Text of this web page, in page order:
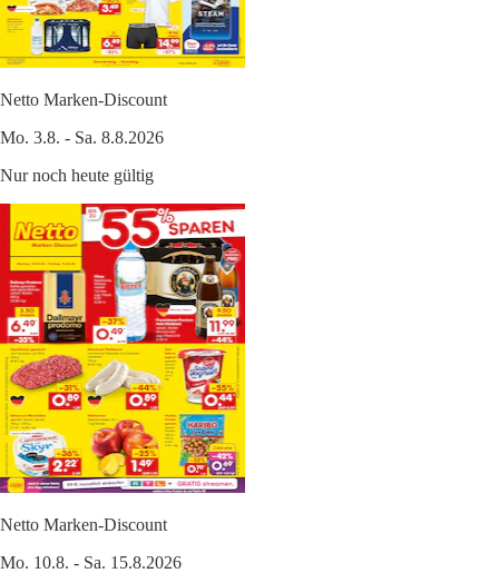
Netto Marken-Discount
Mo. 3.8. - Sa. 8.8.2026
Nur noch heute gültig
Netto Marken-Discount
Mo. 10.8. - Sa. 15.8.2026